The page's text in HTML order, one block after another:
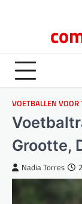
VOETBALLEN
Grootte,
Nadia Torres